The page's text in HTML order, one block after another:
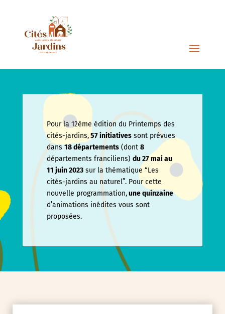
Pour la 12ème édition du Printemps des
cités-jardins,57 initiativessont prévues
dans18 départements(dont 8
départements franciliens) du 27 mai au
11 juin2023sur la thématique “Les
cités-jardins au naturel”. Pour cette
nouvelle programmation,une quinzaine
d’animations inédites vous sont
proposées.